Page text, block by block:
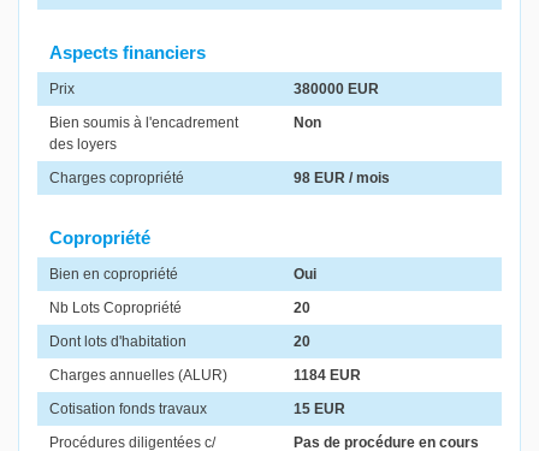
Aspects financiers
Prix
380000 EUR
Bien soumis à l'encadrement
des loyers
Non
Charges copropriété 98 EUR / mois
Copropriété
Bien en copropriété
Oui
Nb Lots Copropriété
20
Dont lots d'habitation
20
Charges annuelles (ALUR)
1184 EUR
Cotisation fonds travaux
15 EUR
Procédures diligentées c/
Pas de procédure en cours